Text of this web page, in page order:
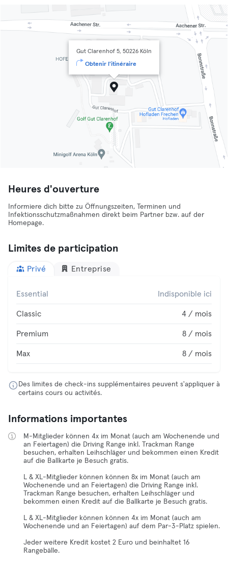
Gut Clarenhof 5, 50226 Köln
Obtenir l'itinéraire
Heures d'ouverture
Informiere dich bitte zu Öffnungszeiten, Terminen und
Infektionsschutzmaßnahmen direkt beim Partner bzw. auf der
Homepage.
Limites de participation
Privé Entreprise
Essential Indisponible ici
Classic 4 / mois
Premium 8 / mois
Max 8 / mois
Des limites de check-ins supplémentaires peuvent s'appliquer à
certains cours ou activités.
Informations importantes
M-Mitglieder können 4x im Monat (auch am Wochenende und
an Feiertagen) die Driving Range inkl. Trackman Range
besuchen, erhalten Leihschläger und bekommen einen Kredit
auf die Ballkarte je Besuch gratis.
L & XL-Mitglieder können können 8x im Monat (auch am
Wochenende und an Feiertagen) die Driving Range inkl.
Trackman Range besuchen, erhalten Leihschläger und
bekommen einen Kredit auf die Ballkarte je Besuch gratis.
L & XL-Mitglieder können können 4x im Monat (auch am
Wochenende und an Feiertagen) auf dem Par-3-Platz spielen.
Jeder weitere Kredit kostet 2 Euro und beinhaltet 16
Rangebälle.